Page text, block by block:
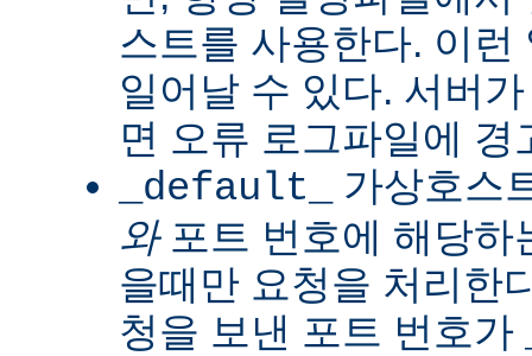
스트를 사용한다. 이런
일어날 수 있다. 서버
면 오류 로그파일에 경
_default_
가상호스
와포트 번호에 해당하
을때만 요청을 처리한
청을 보낸 포트 번호가